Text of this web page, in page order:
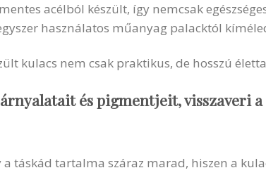
acélból készült, így nemcsak
használatos műanyag palacktól
kulacs nem csak praktikus, de hosszú
és pigmentjeit, visszaveri a
a táskád tartalma száraz marad, hiszen a